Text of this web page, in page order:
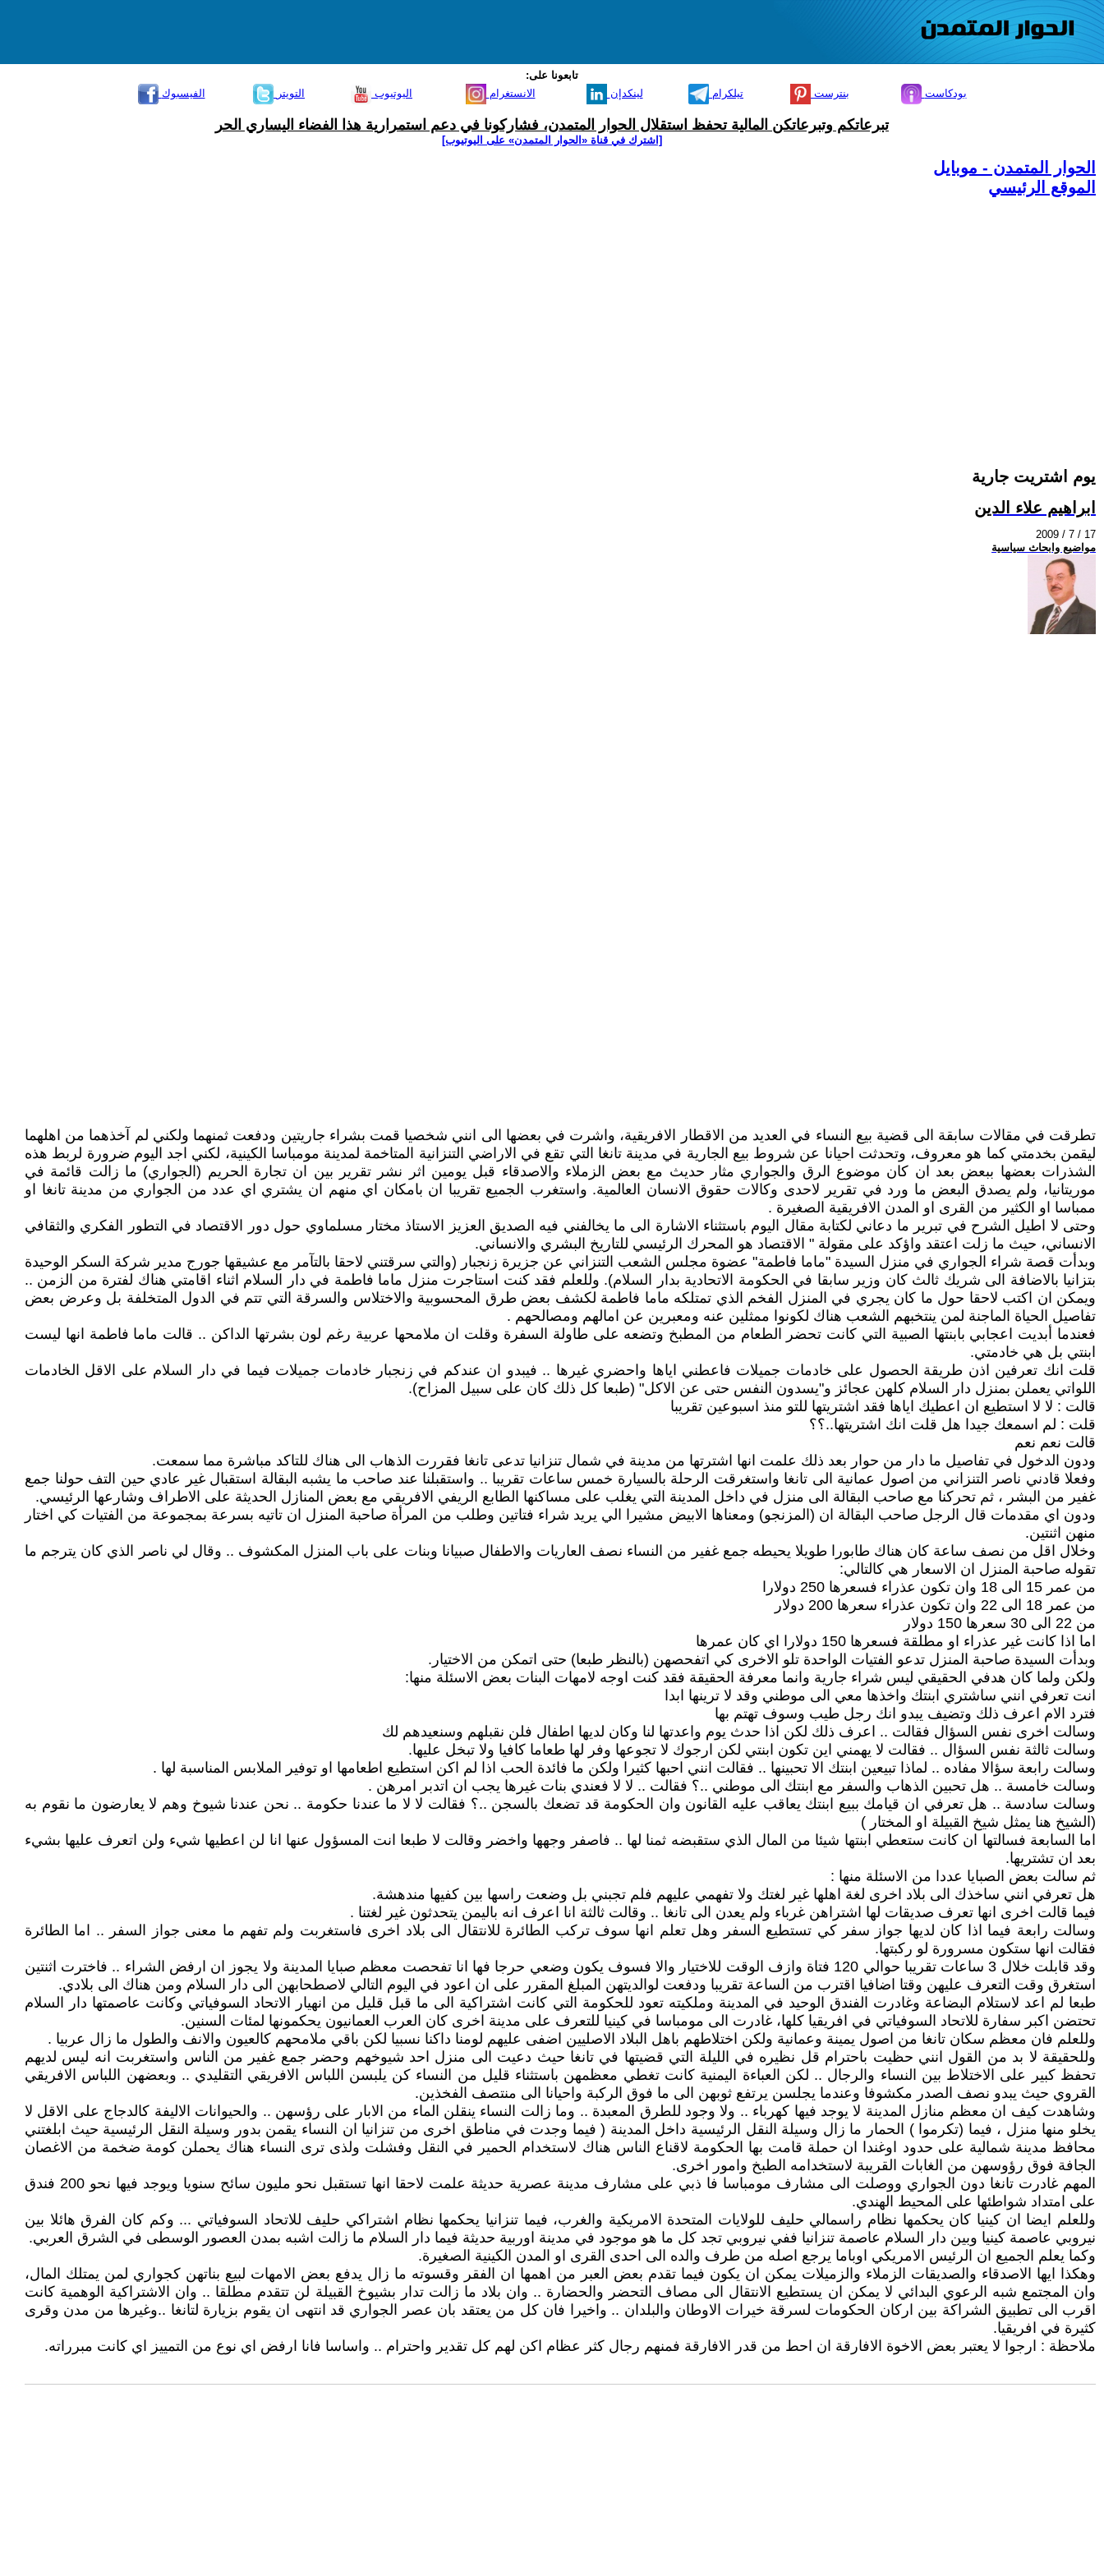
تابعونا على:
الفيسبوك
التويتر اليوتيوب الانستغرام لينكدإن تيلكرام بنترست بودكاست
تبرعاتكم وتبرعاتكن المالية تحفظ استقلال الحوار المتمدن، فشاركونا في دعم استمرارية هذا الفضاء اليساري الحر
[اشترك في قناة ‫«الحوار المتمدن» على اليوتيوب]
الحوار المتمدن - موبايل
الموقع الرئيسي
يوم اشتريت جارية
ابراهيم علاء الدين
2009 / 7 / 17
مواضيع وابحاث سياسية
تطرقت في مقالات سابقة الى قضية بيع النساء في العديد من الاقطار الافريقية، واشرت في بعضها الى انني شخصيا قمت بشراء جاريتين ودفعت ثمنهما ولكني لم آخذهما من اهلهما
ليقمن بخدمتي كما هو معروف، وتحدثت احيانا عن شروط بيع الجارية في مدينة تانغا التي تقع في الاراضي التنزانية المتاخمة لمدينة مومباسا الكينية، لكني اجد اليوم ضرورة لربط هذه
الشذرات بعضها ببعض بعد ان كان موضوع الرق والجواري مثار حديث مع بعض الزملاء والاصدقاء قبل يومين اثر نشر تقرير بين ان تجارة الحريم (الجواري) ما زالت قائمة في
موريتانيا، ولم يصدق البعض ما ورد في تقرير لاحدى وكالات حقوق الانسان العالمية. واستغرب الجميع تقريبا ان بامكان اي منهم ان يشتري اي عدد من الجواري من مدينة تانغا او
ممباسا او الكثير من القرى او المدن الافريقية الصغيرة .
وحتى لا اطيل الشرح في تبرير ما دعاني لكتابة مقال اليوم باستثناء الاشارة الى ما يخالفني فيه الصديق العزيز الاستاذ مختار مسلماوي حول دور الاقتصاد في التطور الفكري والثقافي
الانساني، حيث ما زلت اعتقد واؤكد على مقولة " الاقتصاد هو المحرك الرئيسي للتاريخ البشري والانساني.
وبدأت قصة شراء الجواري في منزل السيدة "ماما فاطمة" عضوة مجلس الشعب التنزاني عن جزيرة زنجبار (والتي سرقتني لاحقا بالتآمر مع عشيقها جورج مدير شركة السكر الوحيدة
بتزانيا بالاضافة الى شريك ثالث كان وزير سابقا في الحكومة الاتحادية بدار السلام). وللعلم فقد كنت استاجرت منزل ماما فاطمة في دار السلام اثناء اقامتي هناك لفترة من الزمن ..
ويمكن ان اكتب لاحقا حول ما كان يجري في المنزل الفخم الذي تمتلكه ماما فاطمة لكشف بعض طرق المحسوبية والاختلاس والسرقة التي تتم في الدول المتخلفة بل وعرض بعض
تفاصيل الحياة الماجنة لمن ينتخبهم الشعب هناك لكونوا ممثلين عنه ومعبرين عن امالهم ومصالحهم .
فعندما أبديت اعجابي بابنتها الصبية التي كانت تحضر الطعام من المطبخ وتضعه على طاولة السفرة وقلت ان ملامحها عربية رغم لون بشرتها الداكن .. قالت ماما فاطمة انها ليست
ابنتي بل هي خادمتي.
قلت انك تعرفين اذن طريقة الحصول على خادمات جميلات فاعطني اياها واحضري غيرها .. فيبدو ان عندكم في زنجبار خادمات جميلات فيما في دار السلام على الاقل الخادمات
اللواتي يعملن بمنزل دار السلام كلهن عجائز و"يسدون النفس حتى عن الاكل" (طبعا كل ذلك كان على سبيل المزاح).
قالت : لا لا استطيع ان اعطيك اياها فقد اشتريتها للتو منذ اسبوعين تقريبا
قلت : لم اسمعك جيدا هل قلت انك اشتريتها..؟؟
قالت نعم نعم
ودون الدخول في تفاصيل ما دار من حوار بعد ذلك علمت انها اشترتها من مدينة في شمال تنزانيا تدعى تانغا فقررت الذهاب الى هناك للتاكد مباشرة مما سمعت.
وفعلا قادني ناصر التنزاني من اصول عمانية الى تانغا واستغرقت الرحلة بالسيارة خمس ساعات تقريبا .. واستقبلنا عند صاحب ما يشبه البقالة استقبال غير عادي حين التف حولنا جمع
غفير من البشر ، ثم تحركنا مع صاحب البقالة الى منزل في داخل المدينة التي يغلب على مساكنها الطابع الريفي الافريقي مع بعض المنازل الحديثة على الاطراف وشارعها الرئيسي.
ودون اي مقدمات قال الرجل صاحب البقالة ان (المزنجو) ومعناها الابيض مشيرا الي يريد شراء فتاتين وطلب من المرأة صاحبة المنزل ان تاتيه بسرعة بمجموعة من الفتيات كي اختار
منهن اثنتين.
وخلال اقل من نصف ساعة كان هناك طابورا طويلا يحيطه جمع غفير من النساء نصف العاريات والاطفال صبيانا وبنات على باب المنزل المكشوف .. وقال لي ناصر الذي كان يترجم ما
تقوله صاحبة المنزل ان الاسعار هي كالتالي:
من عمر 15 الى 18 وان تكون عذراء فسعرها 250 دولارا
من عمر 18 الى 22 وان تكون عذراء سعرها 200 دولار
من 22 الى 30 سعرها 150 دولار
اما اذا كانت غير عذراء او مطلقة فسعرها 150 دولارا اي كان عمرها
وبدأت السيدة صاحبة المنزل تدعو الفتيات الواحدة تلو الاخرى كي اتفحصهن (بالنظر طبعا) حتى اتمكن من الاختيار.
ولكن ولما كان هدفي الحقيقي ليس شراء جارية وانما معرفة الحقيقة فقد كنت اوجه لامهات البنات بعض الاسئلة منها:
انت تعرفي انني ساشتري ابنتك واخذها معي الى موطني وقد لا ترينها ابدا
فترد الام اعرف ذلك وتضيف يبدو انك رجل طيب وسوف تهتم بها
وسالت اخرى نفس السؤال فقالت .. اعرف ذلك لكن اذا حدث يوم واعدتها لنا وكان لديها اطفال فلن نقبلهم وسنعيدهم لك
وسالت ثالثة نفس السؤال .. فقالت لا يهمني اين تكون ابنتي لكن ارجوك لا تجوعها وفر لها طعاما كافيا ولا تبخل عليها.
وسالت رابعة سؤالا مفاده .. لماذا تبيعين ابنتك الا تحبينها .. فقالت انني احبها كثيرا ولكن ما فائدة الحب اذا لم اكن استطيع اطعامها او توفير الملابس المناسبة لها .
وسالت خامسة .. هل تحبين الذهاب والسفر مع ابنتك الى موطني ..؟ فقالت .. لا لا فعندي بنات غيرها يجب ان اتدبر امرهن .
وسالت سادسة .. هل تعرفي ان قيامك ببيع ابنتك يعاقب عليه القانون وان الحكومة قد تضعك بالسجن ..؟ فقالت لا لا ما عندنا حكومة .. نحن عندنا شيوخ وهم لا يعارضون ما نقوم به
(الشيخ هنا يمثل شيخ القبيلة او المختار )
اما السابعة فسالتها ان كانت ستعطي ابنتها شيئا من المال الذي ستقبضه ثمنا لها .. فاصفر وجهها واخضر وقالت لا طبعا انت المسؤول عنها انا لن اعطيها شيء ولن اتعرف عليها بشيء
بعد ان تشتريها.
ثم سالت بعض الصبايا عددا من الاسئلة منها :
هل تعرفي انني ساخذك الى بلاد اخرى لغة اهلها غير لغتك ولا تفهمي عليهم فلم تجبني بل وضعت راسها بين كفيها مندهشة.
فيما قالت اخرى انها تعرف صديقات لها اشتراهن غرباء ولم يعدن الى تانغا .. وقالت ثالثة انا اعرف انه باليمن يتحدثون غير لغتنا .
وسالت رابعة فيما اذا كان لديها جواز سفر كي تستطيع السفر وهل تعلم انها سوف تركب الطائرة للانتقال الى بلاد اخرى فاستغربت ولم تفهم ما معنى جواز السفر .. اما الطائرة
فقالت انها ستكون مسرورة لو ركبتها.
وقد قابلت خلال 3 ساعات تقريبا حوالي 120 فتاة وازف الوقت للاختيار والا فسوف يكون وضعي حرجا فها انا تفحصت معظم صبايا المدينة ولا يجوز ان ارفض الشراء .. فاخترت اثنتين
استغرق وقت التعرف عليهن وقتا اضافيا اقترب من الساعة تقريبا ودفعت لوالديتهن المبلغ المقرر على ان اعود في اليوم التالي لاصطحابهن الى دار السلام ومن هناك الى بلادي.
طبعا لم اعد لاستلام البضاعة وغادرت الفندق الوحيد في المدينة وملكيته تعود للحكومة التي كانت اشتراكية الى ما قبل قليل من انهيار الاتحاد السوفياتي وكانت عاصمتها دار السلام
تحتضن اكبر سفارة للاتحاد السوفياتي في افريقيا كلها، غادرت الى مومباسا في كينيا للتعرف على مدينة اخرى كان العرب العمانيون يحكمونها لمئات السنين.
وللعلم فان معظم سكان تانغا من اصول يمينة وعمانية ولكن اختلاطهم باهل البلاد الاصليين اضفى عليهم لومنا داكنا نسبيا لكن باقي ملامحهم كالعيون والانف والطول ما زال عربيا .
وللحقيقة لا بد من القول انني حظيت باحترام قل نظيره في الليلة التي قضيتها في تانغا حيث دعيت الى منزل احد شيوخهم وحضر جمع غفير من الناس واستغربت انه ليس لديهم
تحفظ كبير على الاختلاط بين النساء والرجال .. لكن العباءة اليمنية كانت تغطي معظمهن باستثناء قليل من النساء كن يلبسن اللباس الافريقي التقليدي .. وبعضهن اللباس الافريقي
القروي حيث يبدو نصف الصدر مكشوفا وعندما يجلسن يرتفع ثوبهن الى ما فوق الركبة واحيانا الى منتصف الفخذين.
وشاهدت كيف ان معظم منازل المدينة لا يوجد فيها كهرباء .. ولا وجود للطرق المعبدة .. وما زالت النساء ينقلن الماء من الابار على رؤسهن .. والحيوانات الاليفة كالدجاج على الاقل لا
يخلو منها منزل ، فيما (تكرموا ) الحمار ما زال وسيلة النقل الرئيسية داخل المدينة ( فيما وجدت في مناطق اخرى من تنزانيا ان النساء يقمن بدور وسيلة النقل الرئيسية حيث ابلغتني
محافظ مدينة شمالية على حدود اوغندا ان حملة قامت بها الحكومة لاقناع الناس هناك لاستخدام الحمير في النقل وفشلت ولذى ترى النساء هناك يحملن كومة ضخمة من الاغصان
الجافة فوق رؤوسهن من الغابات القريبة لاستخدامه الطبخ وامور اخرى.
المهم غادرت تانغا دون الجواري ووصلت الى مشارف مومباسا فا ذبي على مشارف مدينة عصرية حديثة علمت لاحقا انها تستقبل نحو مليون سائح سنويا ويوجد فيها نحو 200 فندق
على امتداد شواطئها على المحيط الهندي.
وللعلم ايضا ان كينيا كان يحكمها نظام راسمالي حليف للولايات المتحدة الامريكية والغرب، فيما تنزانيا يحكمها نظام اشتراكي حليف للاتحاد السوفياتي ... وكم كان الفرق هائلا بين
نيروبي عاصمة كينيا وبين دار السلام عاصمة تنزانيا ففي نيروبي تجد كل ما هو موجود في مدينة اوربية حديثة فيما دار السلام ما زالت اشبه بمدن العصور الوسطى في الشرق العربي.
وكما يعلم الجميع ان الرئيس الامريكي اوباما يرجع اصله من طرف والده الى احدى القرى او المدن الكينية الصغيرة.
وهكذا ايها الاصدقاء والصديقات الزملاء والزميلات يمكن ان يكون فيما تقدم بعض العبر من اهمها ان الفقر وقسوته ما زال يدفع بعض الامهات لبيع بناتهن كجواري لمن يمتلك المال،
وان المجتمع شبه الرعوي البدائي لا يمكن ان يستطيع الانتقال الى مصاف التحضر والحضارة .. وان بلاد ما زالت تدار بشيوخ القبيلة لن تتقدم مطلقا .. وان الاشتراكية الوهمية كانت
اقرب الى تطبيق الشراكة بين اركان الحكومات لسرقة خيرات الاوطان والبلدان .. واخيرا فان كل من يعتقد بان عصر الجواري قد انتهى ان يقوم بزيارة لتانغا ..وغيرها من مدن وقرى
كثيرة في افريقيا.
ملاحظة : ارجوا لا يعتبر بعض الاخوة الافارقة ان احط من قدر الافارقة فمنهم رجال كثر عظام اكن لهم كل تقدير واحترام .. واساسا فانا ارفض اي نوع من التمييز اي كانت مبرراته.